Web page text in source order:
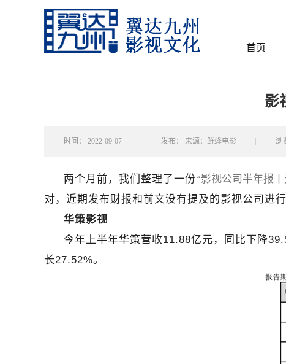
首页
影
时间： 2022-09-07 发布： 来源：鲜蜂电影 浏
两个月前，我们整理了一份“影视公司半年报
对，近期发布财报和前文没有提及的影视公司进行
华策影视
今年上半年华策营收11.88亿元，同比下降
长27.52%。